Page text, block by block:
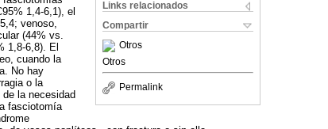
Links relacionados
Compartir
Otros
Otros
Permalink
1,4-6,1), el
venoso,
(44% vs.
1,8-6,8). El
cuando la
No hay
o la
la necesidad
fasciotomía